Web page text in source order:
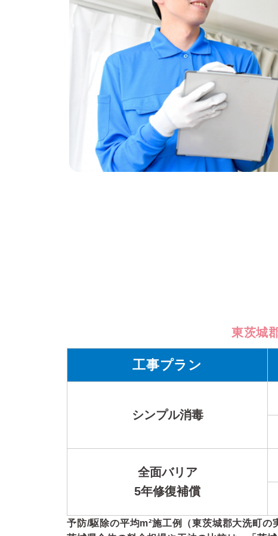
東茨城
工事プラン
シンプル消毒
全面バリア
5年修復補償
予防/駆除の平均m²施工例（東茨城郡大洗町の